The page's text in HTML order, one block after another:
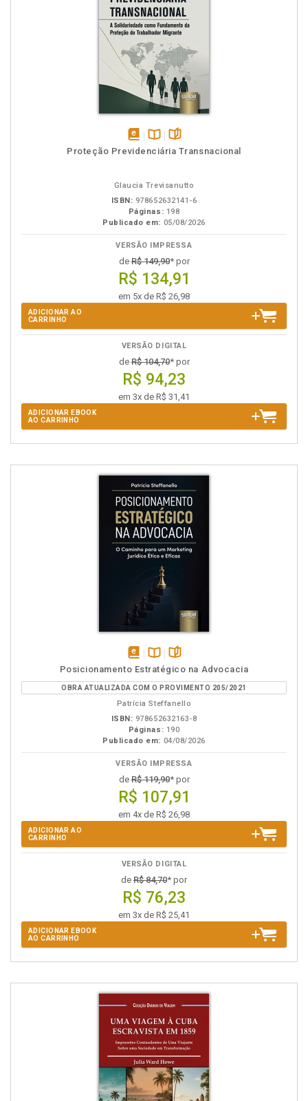
disponívelDisponível
páginas
Proteção Previdenciária Transnacional
Glaucia Trevisanutto
ISBN: 978652632141-6
Páginas: 198
Publicado em: 05/08/2026
VERSÃO IMPRESSA
deR$ 149,90* por
R$ 134,91
em 5x de R$ 26,98
ADICIONAR AO
CARRINHO
VERSÃO DIGITAL
deR$ 104,70* por
R$ 94,23
em 3x de R$ 31,41
ADICIONAR EBOOK
AO CARRINHO
disponível
em
eBook
Disponível
na
B.V.
páginas
Posicionamento Estratégico na Advocacia
OBRA ATUALIZADA COM O PROVIMENTO 205/2021
Patrícia Steffanello
ISBN: 978652632163-8
Páginas: 190
Publicado em: 04/08/2026
VERSÃO IMPRESSA
deR$ 119,90* por
R$ 107,91
em 4x de R$ 26,98
ADICIONAR AO
CARRINHO
VERSÃO DIGITAL
de R$ 84,70* por
R$ 76,23
em 3x de R$ 25,41
ADICIONAR EBOOK
AO CARRINHO